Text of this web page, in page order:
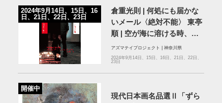
2024年9月14日、15日、16
日、21日、22日、23日
倉重光則 | 何処にも届かな
いメール〈絶対不能〉 東亭
順 | 空が海に溶ける時、大
地は波に潜る
アズマテイプロジェクト | 神奈川県
2024年9月14日、15日、16日、21日、22日、
23日
開催中
現代日本画名品選Ⅱ「ずら